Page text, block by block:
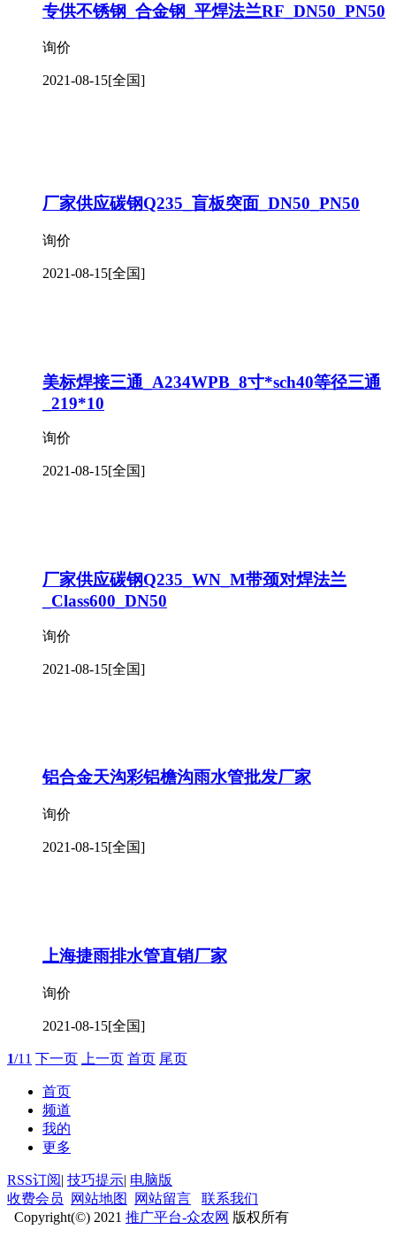
专供不锈钢_合金钢_平焊法兰RF_DN50_PN50
询价
2021-08-15[全国]
厂家供应碳钢Q235_盲板突面_DN50_PN50
询价
2021-08-15[全国]
美标焊接三通_A234WPB_8寸*sch40等径三通
_219*10
询价
2021-08-15[全国]
厂家供应碳钢Q235_WN_M带颈对焊法兰
_Class600_DN50
询价
2021-08-15[全国]
铝合金天沟彩铝檐沟雨水管批发厂家
询价
2021-08-15[全国]
上海捷雨排水管直销厂家
询价
2021-08-15[全国]
1/11 下一页 上一页 首页 尾页
首页
频道
我的
更多
RSS订阅| 技巧提示| 电脑版
收费会员
网站地图 网站留言
联系我们
Copyright(©) 2021 推广平台-众农网 版权所有